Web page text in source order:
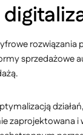
sprzedażowe
działań,
zaprojektowana